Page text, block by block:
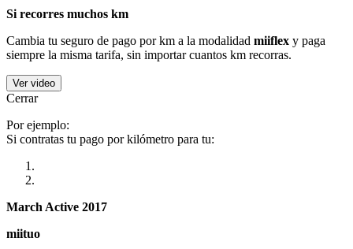
Si recorres muchos km
Cambia tu seguro de pago por km a la modalidad miiflex y paga
siempre la misma tarifa, sin importar cuantos km recorras.
Ver video
Cerrar
Por ejemplo:
Si contratas tu pago por kilómetro para tu:
March Active 2017
miituo